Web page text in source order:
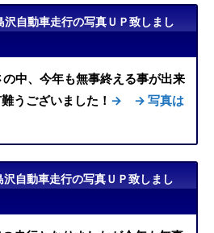
自動車走行の写真ＵＰ致しまし
中、今年も無事終える事が出来
うございました！ → → 写真は
自動車走行の写真ＵＰ致しまし